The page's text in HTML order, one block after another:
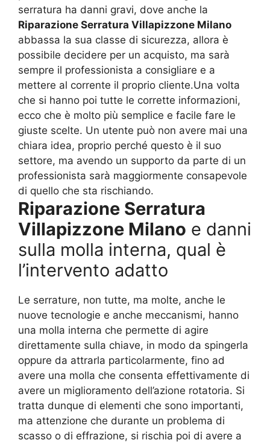
serratura ha danni gravi, dove anche la
Riparazione Serratura Villapizzone Milano
abbassa la sua classe di sicurezza, allora è
possibile decidere per un acquisto, ma sarà
sempre il professionista a consigliare e a
mettere al corrente il proprio cliente.Una volta
che si hanno poi tutte le corrette informazioni,
ecco che è molto più semplice e facile fare le
giuste scelte. Un utente può non avere mai una
chiara idea, proprio perché questo è il suo
settore, ma avendo un supporto da parte di un
professionista sarà maggiormente consapevole
di quello che sta rischiando.
Riparazione Serratura
Villapizzone Milano e danni
sulla molla interna, qual è
l’intervento adatto
Le serrature, non tutte, ma molte, anche le
nuove tecnologie e anche meccanismi, hanno
una molla interna che permette di agire
direttamente sulla chiave, in modo da spingerla
oppure da attrarla particolarmente, fino ad
avere una molla che consenta effettivamente di
avere un miglioramento dell’azione rotatoria. Si
tratta dunque di elementi che sono importanti,
ma attenzione che durante un problema di
scasso o di effrazione, si rischia poi di avere a